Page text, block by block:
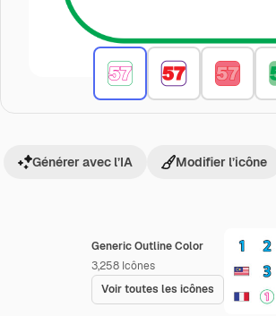
Generic Outline Color
3,258 Icônes
Voir toutes les icônes
Générer avec l’IA Modifier l’icône